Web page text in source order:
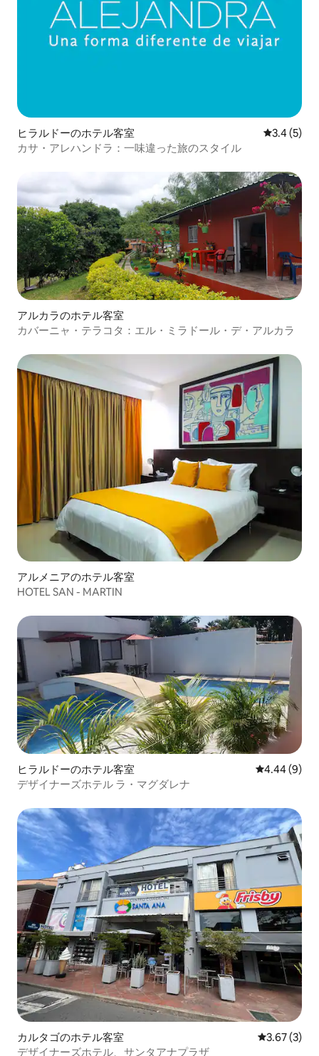
ヒラルドーのホテル客室 レビュー5
3.4 (5)
カサ・アレハンドラ：一味違った旅のスタイル
アルカラのホテル客室
カバーニャ・テラコタ：エル・ミラドール・デ・アルカラ
アルメニアのホテル客室
HOTEL SAN - MARTIN
ヒラルドーのホテル客室 レビュー9件
4.44 (9)
デザイナーズホテル ラ・マグダレナ
カルタゴのホテル客室 レビュー3
3.67 (3)
デザイナーズホテル、サンタアナプラザ